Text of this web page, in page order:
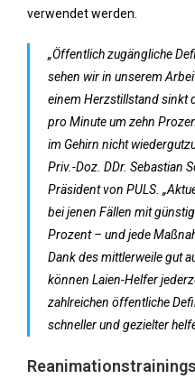
verwendet werden.
„Öffentlich zugängliche
sehen wir in unserem
einem Herzstillstand sinkt
pro Minute um zehn
im Gehirn nicht
Priv.-Doz. DDr. Sebastian
Präsident von PULS.
bei jenen Fällen mit
Prozent – und jede
Dank des mittlerweile gut
können Laien-Helfer
zahlreichen öffentliche
schneller und gezielter